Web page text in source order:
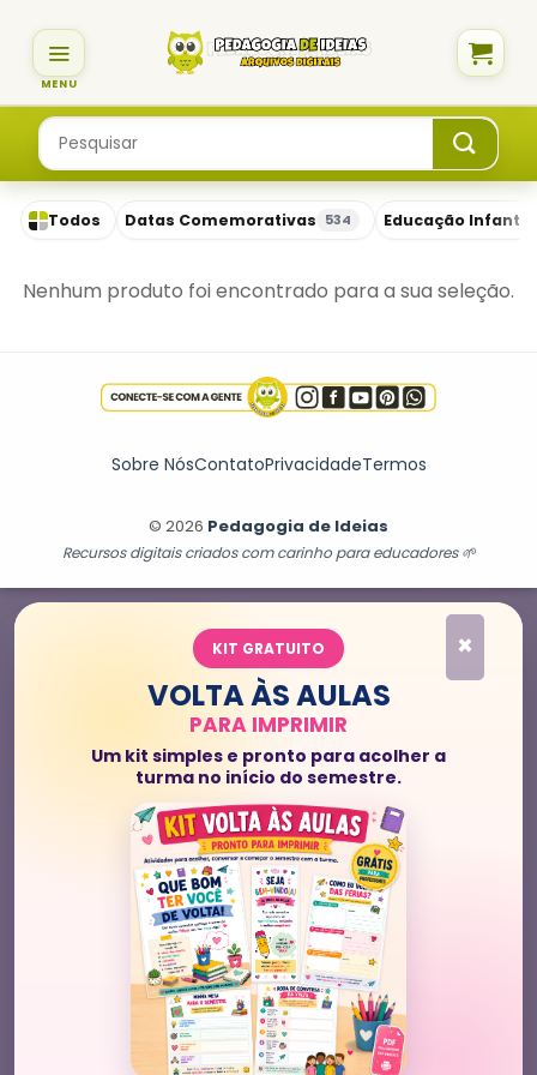
content
Pesquisar
por:
Todos Datas Comemorativas 534 Educação Infantil
Nenhum produto foi encontrado para a sua seleção.
Sobre NósContatoPrivacidadeTermos
© 2026 Pedagogia de Ideias
Recursos digitais criados com carinho para educadores 🌱
×
KIT GRATUITO
VOLTA ÀS AULAS
PARA IMPRIMIR
Um kit simples e pronto para acolher a
turma no início do semestre.